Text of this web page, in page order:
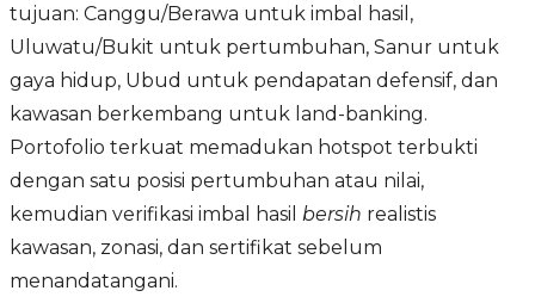
tujuan: Canggu/Berawa untuk imbal hasil,
Uluwatu/Bukit untuk pertumbuhan, Sanur untuk
gaya hidup, Ubud untuk pendapatan defensif, dan
kawasan berkembang untuk land-banking.
Portofolio terkuat memadukan hotspot terbukti
dengan satu posisi pertumbuhan atau nilai,
kemudian verifikasi imbal hasil bersih realistis
kawasan, zonasi, dan sertifikat sebelum
menandatangani.